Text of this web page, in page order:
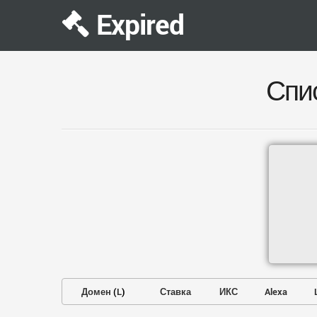
Expired
Домен (L) Ставка ИКС Alexa